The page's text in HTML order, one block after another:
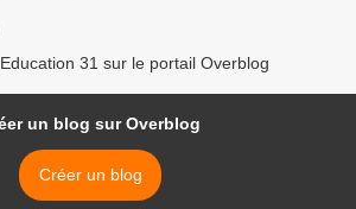
31 sur le portail Overblog
un blog sur Overblog
Créer un blog